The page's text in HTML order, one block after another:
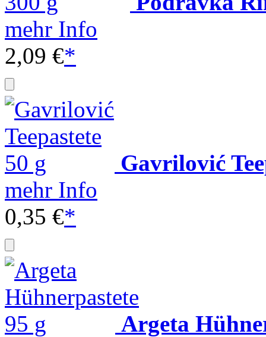
mehr Info
2,09 €*
Gavrilović
mehr Info
0,35 €*
Argeta